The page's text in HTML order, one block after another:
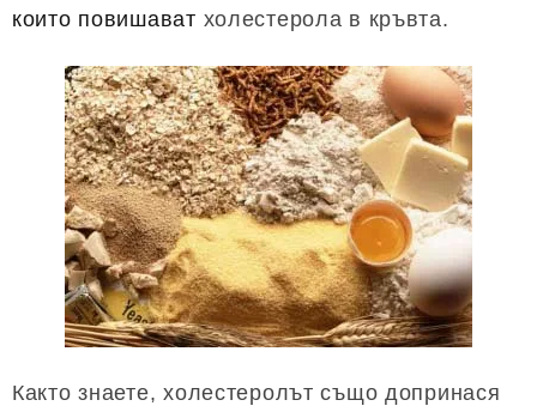
които повишават холестерола в кръвта.
Както знаете, холестеролът също допринася